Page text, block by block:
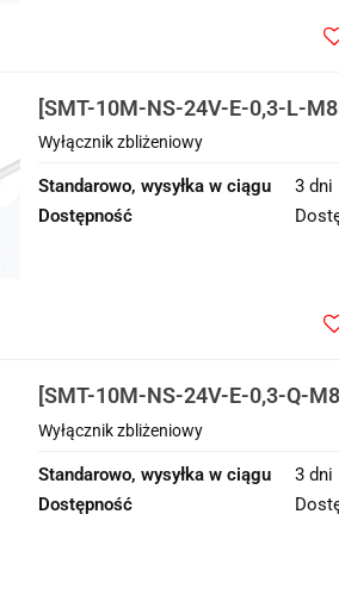
[SMT-10M-NS-24V-E-0,3-L-
zbliżeniowy
Wyłącznik zbliżeniowy
Standarowo, wysyłka w ciągu
3 dni
Dostępność
[SMT-10M-NS-24V-E-0,3-Q-
zbliżeniowy
Wyłącznik zbliżeniowy
Standarowo, wysyłka w ciągu
3 dni
Dostępność